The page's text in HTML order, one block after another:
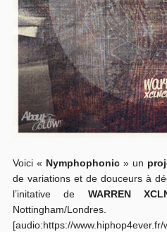
Voici « Nymphophonic» un
de variations et de douceurs à
l’initative de WARREN
Nottingham/Londres.
[audio:https://www.hiphop4ever.fr/